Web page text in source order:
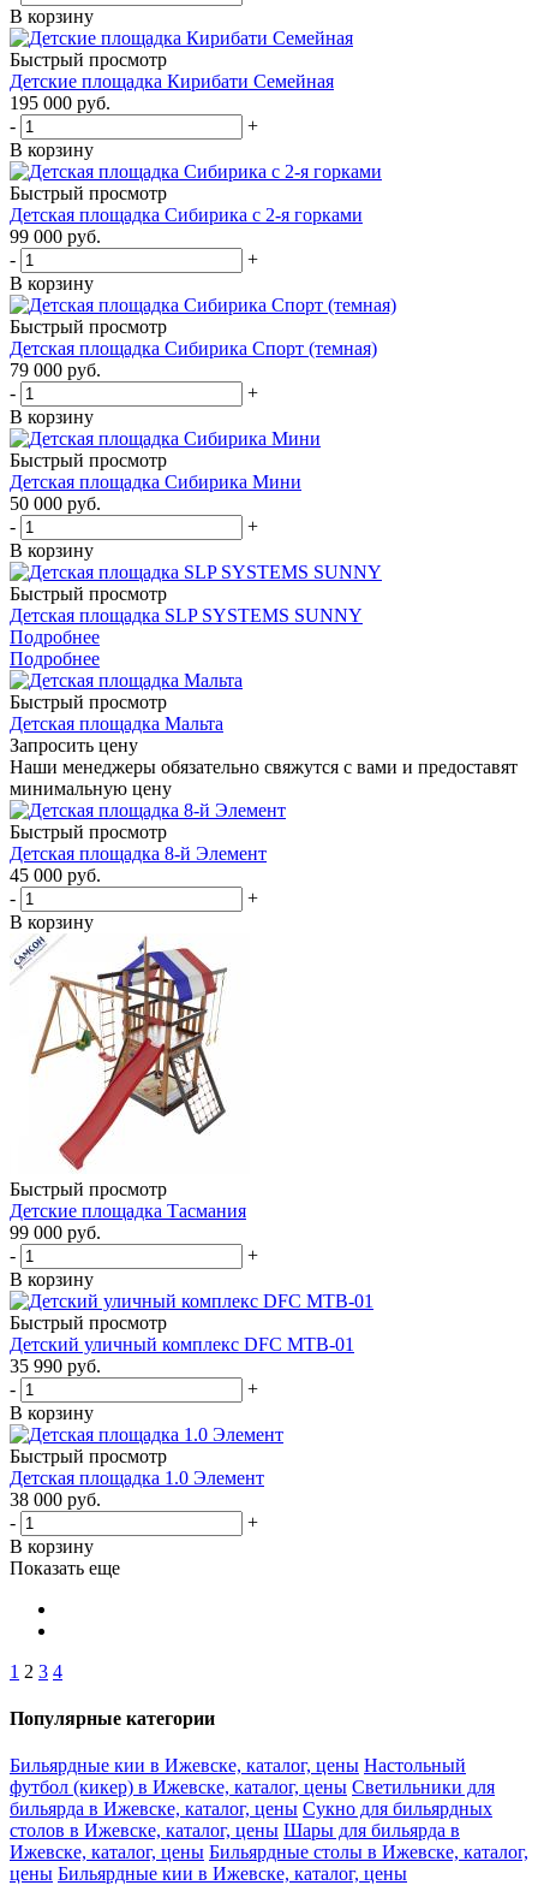
В корзину
Быстрый просмотр
Детские площадка Кирибати Семейная
195 000 руб.
-
+
В корзину
Быстрый просмотр
Детская площадка Сибирика с 2-я горками
99 000 руб.
-
+
В корзину
Быстрый просмотр
Детская площадка Сибирика Спорт (темная)
79 000 руб.
-
+
В корзину
Быстрый просмотр
Детская площадка Сибирика Мини
50 000 руб.
-
+
В корзину
Быстрый просмотр
Детская площадка SLP SYSTEMS SUNNY
Подробнее
Подробнее
Быстрый просмотр
Детская площадка Мальта
Запросить цену
Наши менеджеры обязательно свяжутся с вами и предоставят
минимальную цену
Быстрый просмотр
Детская площадка 8-й Элемент
45 000 руб.
-
+
В корзину
Быстрый просмотр
Детские площадка Тасмания
99 000 руб.
-
+
В корзину
Быстрый просмотр
Детский уличный комплекс DFC MTB-01
35 990 руб.
-
+
В корзину
Быстрый просмотр
Детская площадка 1.0 Элемент
38 000 руб.
-
+
В корзину
Показать еще
1 2 3 4
Популярные категории
Бильярдные кии в Ижевске, каталог, цены Настольный
футбол (кикер) в Ижевске, каталог, цены Светильники для
бильярда в Ижевске, каталог, цены Сукно для бильярдных
столов в Ижевске, каталог, цены Шары для бильярда в
Ижевске, каталог, цены Бильярдные столы в Ижевске, каталог,
цены Бильярдные кии в Ижевске, каталог, цены